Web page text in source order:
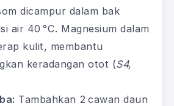
dicampur dalam bak
air 40 °C. Magnesium dalam
kulit, membantu
keradangan otot (S4,
Tambahkan 2 cawan daun